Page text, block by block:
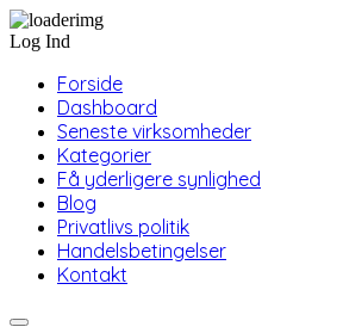
Log Ind
Forside
Dashboard
Seneste virksomheder
Kategorier
Få yderligere synlighed
Blog
Privatlivs politik
Handelsbetingelser
Kontakt